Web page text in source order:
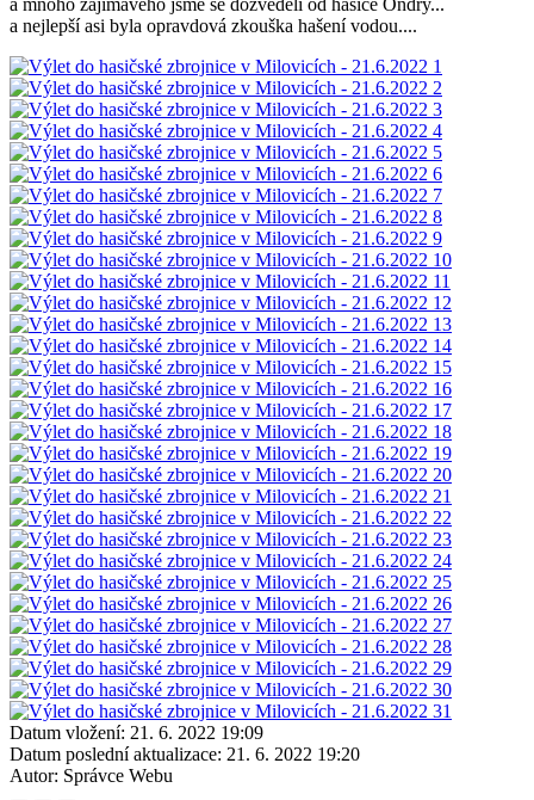
a nejlepší asi byla opravdová zkouška hašení vodou....
Datum vložení: 21. 6. 2022 19:09
Datum poslední aktualizace: 21. 6. 2022 19:20
Autor: Správce Webu